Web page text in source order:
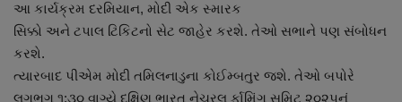
નાણાંકીય સમાચાર
સ્થાનિક સમાચાર
આ કાર્યક્રમ દરમિયાન, મોદી એક સ્મારક
સિક્કો અને ટપાલ ટિકિટનો સેટ જાહેર કરશે. તેઓ સભાને પણ સંબોધન
કરશે.
ત્યારબાદ પીએમ મોદી તમિલનાડુના કોઈમ્બતુર જશે. તેઓ બપોરે
લગભગ ૧:૩૦ વાગ્યે દક્ષિણ ભારત નેચરલ ર્ફામિંગ સમિટ ૨૦૨૫નું